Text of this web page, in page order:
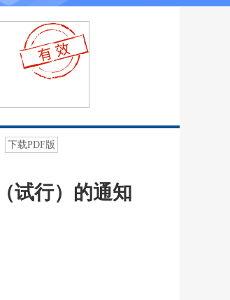
下载PDF版
试行）的通知